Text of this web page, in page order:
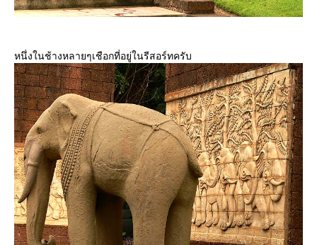
หนึ่งในช้างหลายๆเชือกที่อยู่ในรีสอร์ทครับ